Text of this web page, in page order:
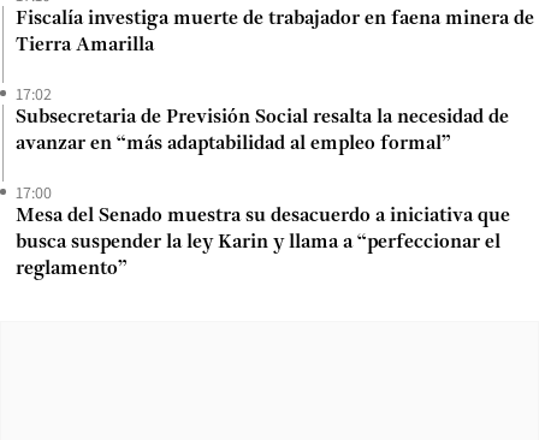
Fiscalía investiga muerte de trabajador en faena minera de
Tierra Amarilla
17:02
Subsecretaria de Previsión Social resalta la necesidad de
avanzar en “más adaptabilidad al empleo formal”
17:00
Mesa del Senado muestra su desacuerdo a iniciativa que
busca suspender la ley Karin y llama a “perfeccionar el
reglamento”